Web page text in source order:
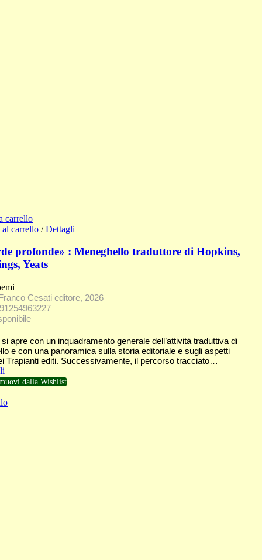
carrello
carrello / Dettagli
profonde» : Meneghello traduttore di Hopkins,
Yeats
Cesati editore, 2026
apre con un inquadramento generale dell’attività traduttiva di
e con una panoramica sulla storia editoriale e sugli aspetti
Trapianti editi. Successivamente, il percorso tracciato…
dalla Wishlist